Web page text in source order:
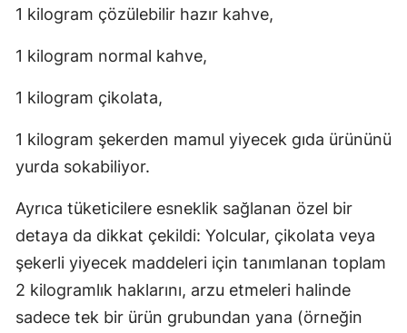
1 kilogram çözülebilir hazır kahve,
1 kilogram normal kahve,
1 kilogram çikolata,
1 kilogram şekerden mamul yiyecek gıda ürününü
yurda sokabiliyor.
Ayrıca tüketicilere esneklik sağlanan özel bir
detaya da dikkat çekildi: Yolcular, çikolata veya
şekerli yiyecek maddeleri için tanımlanan toplam
2 kilogramlık haklarını, arzu etmeleri halinde
sadece tek bir ürün grubundan yana (örneğin